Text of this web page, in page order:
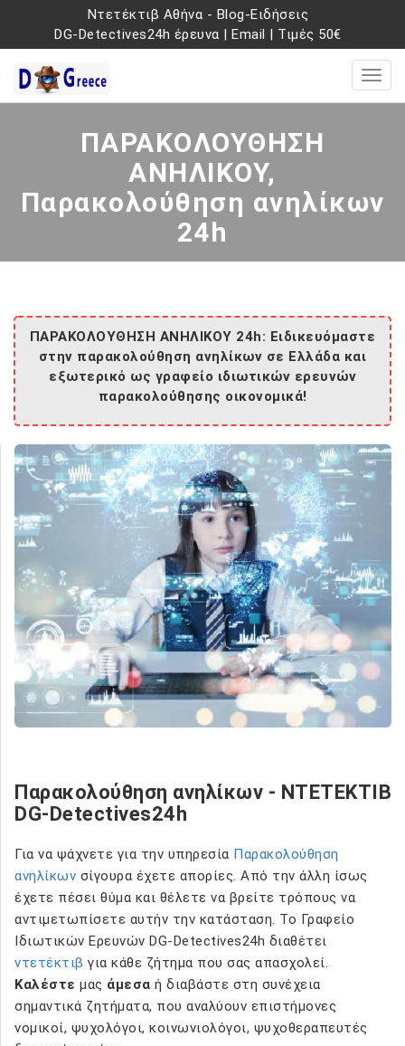
Ντετέκτιβ Αθήνα - Blog-Ειδήσεις
DG-Detectives24h έρευνα |Email | Τιμές 50€
ΠΑΡΑΚΟΛΟΥΘΗΣΗ
ΑΝΗΛΙΚΟΥ,
Παρακολούθηση ανηλίκων
24h
ΠΑΡΑΚΟΛΟΥΘΗΣΗ ΑΝΗΛΙΚΟΥ 24h: Ειδικευόμαστε
στην παρακολούθηση ανηλίκων σε Ελλάδα και
εξωτερικό ως γραφείο ιδιωτικών ερευνών
παρακολούθησης οικονομικά!
Παρακολούθηση ανηλίκων - NTETEKTIB
DG-Detectives24h
Για να ψάχνετε για την υπηρεσία Παρακολούθηση
ανηλίκων σίγουρα έχετε απορίες. Από την άλλη ίσως
έχετε πέσει θύμα και θέλετε να βρείτε τρόπους να
αντιμετωπίσετε αυτήν την κατάσταση. Το Γραφείο
Ιδιωτικών Ερευνών DG-Detectives24h διαθέτει
ντετέκτιβ για κάθε ζήτημα που σας απασχολεί.
Καλέστε μας άμεσα ή διαβάστε στη συνέχεια
σημαντικά ζητήματα, που αναλύουν επιστήμονες
νομικοί, ψυχολόγοι, κοινωνιολόγοι, ψυχοθεραπευτές